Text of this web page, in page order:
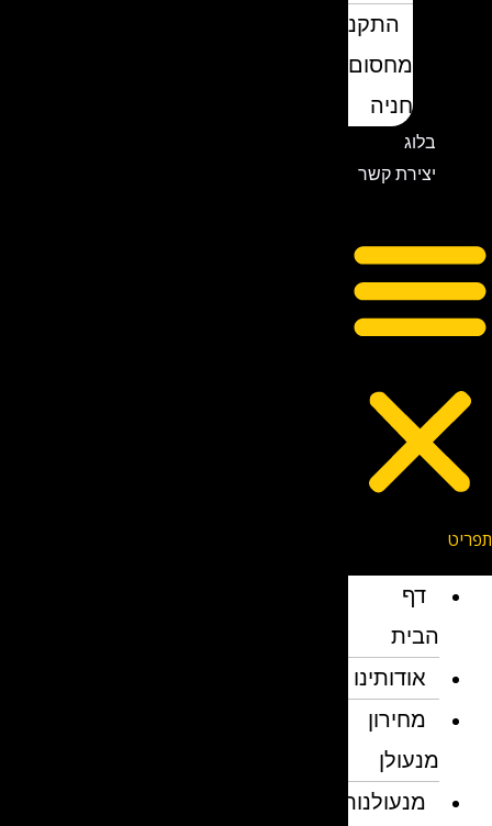
התקנת
מחסום
חניה
יצירת קשר
דף
הבית
אודותינו
מחירון
מנעולן
מנעולנות